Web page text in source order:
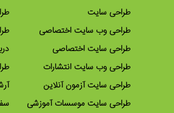
طراحی سایت
طراحی وب سایت اختصاصی
طراحی سایت اختصاصی
طراحی وب سایت انتشارات
طراحی سایت آزمون آنلاین
طراحی سایت موسسات آموزشی